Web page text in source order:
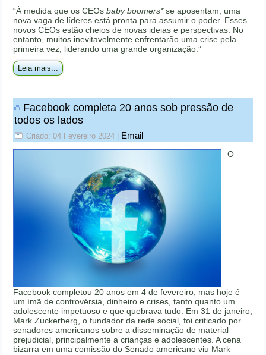
“À medida que os CEOsbaby boomers*se aposentam, uma
nova vaga de líderes está pronta para assumir o poder. Esses
novos CEOs estão cheios de novas ideias e perspectivas. No
entanto, muitos inevitavelmente enfrentarão uma crise pela
primeira vez, liderando uma grande organização.”
Leia mais...
Facebook completa 20 anos sob pressão de
todos os lados
Criado: 04 Fevereiro 2024 Email
O
Facebook completou 20 anos em 4 de fevereiro, mas hoje é
um ímã de controvérsia, dinheiro e crises, tanto quanto um
adolescente impetuoso e que quebrava tudo. Em 31 de janeiro,
Mark Zuckerberg, o fundador da rede social, foi criticado por
senadores americanos sobre a disseminação de material
prejudicial, principalmente a crianças e adolescentes. A cena
bizarra em uma comissão do Senado americano viu Mark